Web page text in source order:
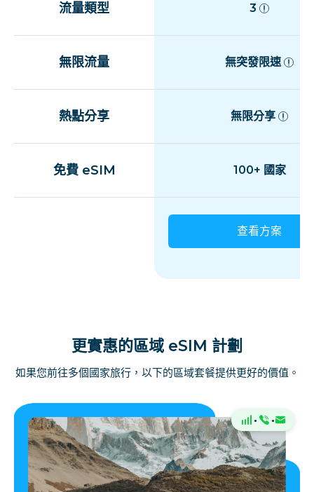
流量類型 3
無限流量 無突發限速
熱點分享 無限分享
免費 eSIM 100+ 國家
查看方案
更實惠的區域 eSIM 計劃
如果您前往多個國家旅行，以下的區域套餐提供更好的價值。
· ·